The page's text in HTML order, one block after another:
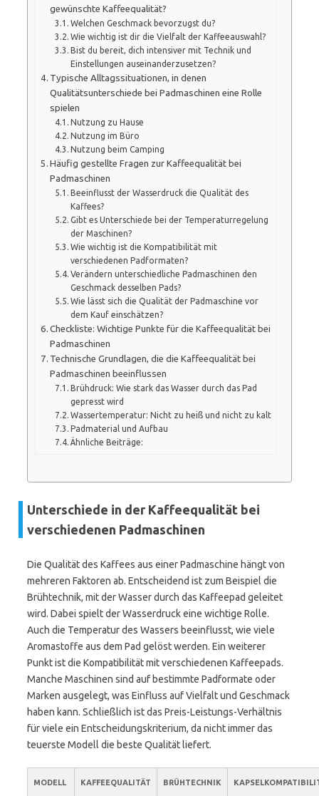
gewünschte Kaffeequalität?
Welchen Geschmack bevorzugst du?
Wie wichtig ist dir die Vielfalt der Kaffeeauswahl?
Bist du bereit, dich intensiver mit Technik und
Einstellungen auseinanderzusetzen?
Typische Alltagssituationen, in denen
Qualitätsunterschiede bei Padmaschinen eine Rolle
spielen
Nutzung zu Hause
Nutzung im Büro
Nutzung beim Camping
Häufig gestellte Fragen zur Kaffeequalität bei
Padmaschinen
Beeinflusst der Wasserdruck die Qualität des
Kaffees?
Gibt es Unterschiede bei der Temperaturregelung
der Maschinen?
Wie wichtig ist die Kompatibilität mit
verschiedenen Padformaten?
Verändern unterschiedliche Padmaschinen den
Geschmack desselben Pads?
Wie lässt sich die Qualität der Padmaschine vor
dem Kauf einschätzen?
Checkliste: Wichtige Punkte für die Kaffeequalität bei
Padmaschinen
Technische Grundlagen, die die Kaffeequalität bei
Padmaschinen beeinflussen
Brühdruck: Wie stark das Wasser durch das Pad
gepresst wird
Wassertemperatur: Nicht zu heiß und nicht zu kalt
Padmaterial und Aufbau
Ähnliche Beiträge:
Unterschiede in der Kaffeequalität bei
verschiedenen Padmaschinen
Die Qualität des Kaffees aus einer Padmaschine hängt von
mehreren Faktoren ab. Entscheidend ist zum Beispiel die
Brühtechnik, mit der Wasser durch das Kaffeepad geleitet
wird. Dabei spielt der Wasserdruck eine wichtige Rolle.
Auch die Temperatur des Wassers beeinflusst, wie viele
Aromastoffe aus dem Pad gelöst werden. Ein weiterer
Punkt ist die Kompatibilität mit verschiedenen Kaffeepads.
Manche Maschinen sind auf bestimmte Padformate oder
Marken ausgelegt, was Einfluss auf Vielfalt und Geschmack
haben kann. Schließlich ist das Preis-Leistungs-Verhältnis
für viele ein Entscheidungskriterium, da nicht immer das
teuerste Modell die beste Qualität liefert.
MODELL KAFFEEQUALITÄT BRÜHTECHNIK